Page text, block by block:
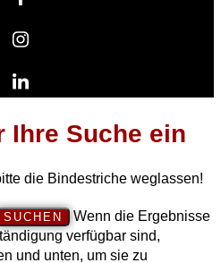
Ihre Suche ein
die Bindestriche weglassen!
Wenn die Ergebnisse
verfügbar sind,
und unten, um sie zu